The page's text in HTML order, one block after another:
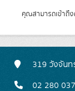
คุณสามารถเข้าถึ
319 วังจันท
02 280